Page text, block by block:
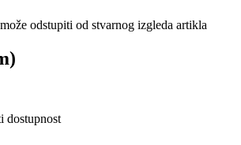
odstupiti od stvarnog izgleda artikla
dostupnost